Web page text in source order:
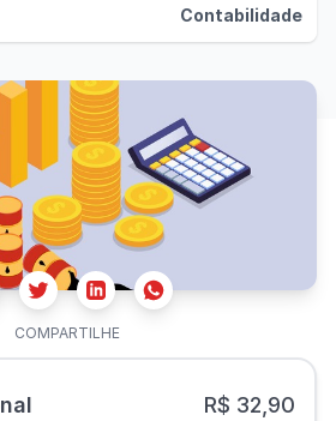
Contabilidade
TwitterLinkedinWhatsapp
COMPARTILHE
R$ 32,90